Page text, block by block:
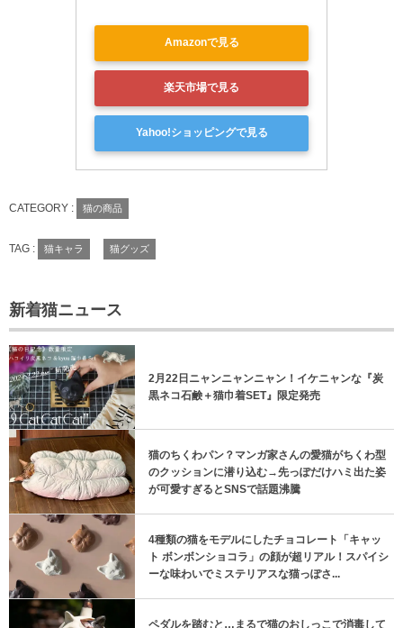
Amazonで見る
楽天市場で見る
Yahoo!ショッピングで見る
CATEGORY : 猫の商品
TAG : 猫キャラ 猫グッズ
新着猫ニュース
2月22日ニャンニャンニャン！イケニャンな『炭
黒ネコ石鹸＋猫巾着SET』限定発売
猫のちくわパン？マンガ家さんの愛猫がちくわ型
のクッションに潜り込む→先っぽだけハミ出た姿
が可愛すぎるとSNSで話題沸騰
4種類の猫をモデルにしたチョコレート「キャッ
ト ボンボンショコラ」の顔が超リアル！スパイシ
ーな味わいでミステリアスな猫っぽさ...
ペダルを踏むと…まるで猫のおしっこで消毒して